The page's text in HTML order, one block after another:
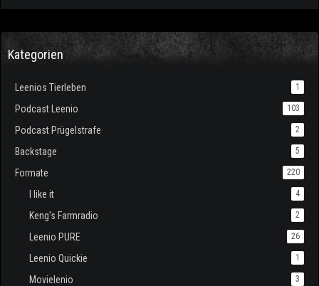
Kategorien
Leenios Tierleben 1
Podcast Leenio 103
Podcast Prügelstrafe 2
Backstage 5
Formate 220
I like it 4
Keng's Farmradio 2
Leenio PURE 26
Leenio Quickie 1
Movielenio 3